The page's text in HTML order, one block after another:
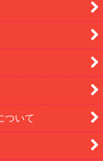
ついて